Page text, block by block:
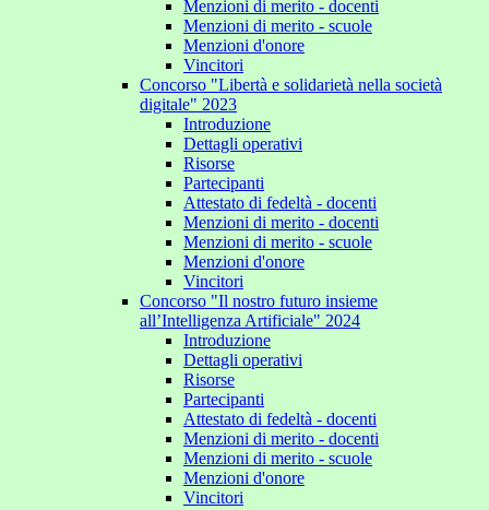
Menzioni di merito - docenti
Menzioni di merito - scuole
Menzioni d'onore
Vincitori
Concorso "Libertà e solidarietà nella società
digitale" 2023
Introduzione
Dettagli operativi
Risorse
Partecipanti
Attestato di fedeltà - docenti
Menzioni di merito - docenti
Menzioni di merito - scuole
Menzioni d'onore
Vincitori
Concorso "Il nostro futuro insieme
all’Intelligenza Artificiale" 2024
Introduzione
Dettagli operativi
Risorse
Partecipanti
Attestato di fedeltà - docenti
Menzioni di merito - docenti
Menzioni di merito - scuole
Menzioni d'onore
Vincitori